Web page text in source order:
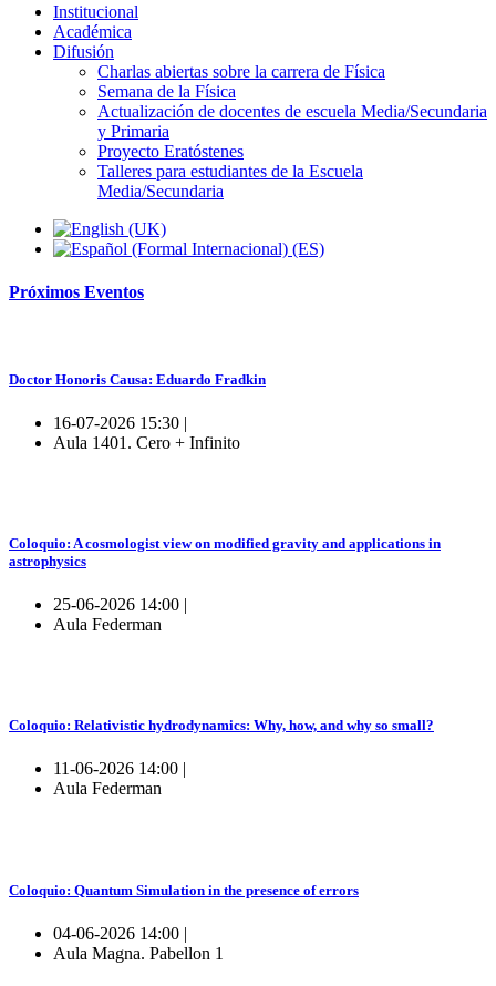
Institucional
Académica
Difusión
Charlas abiertas sobre la carrera de Física
Semana de la Física
Actualización de docentes de escuela Media/Secundaria
y Primaria
Proyecto Eratóstenes
Talleres para estudiantes de la Escuela
Media/Secundaria
Próximos Eventos
Doctor Honoris Causa: Eduardo Fradkin
16-07-2026 15:30 |
Aula 1401. Cero + Infinito
Coloquio: A cosmologist view on modified gravity and applications in
astrophysics
25-06-2026 14:00 |
Aula Federman
Coloquio: Relativistic hydrodynamics: Why, how, and why so small?
11-06-2026 14:00 |
Aula Federman
Coloquio: Quantum Simulation in the presence of errors
04-06-2026 14:00 |
Aula Magna. Pabellon 1